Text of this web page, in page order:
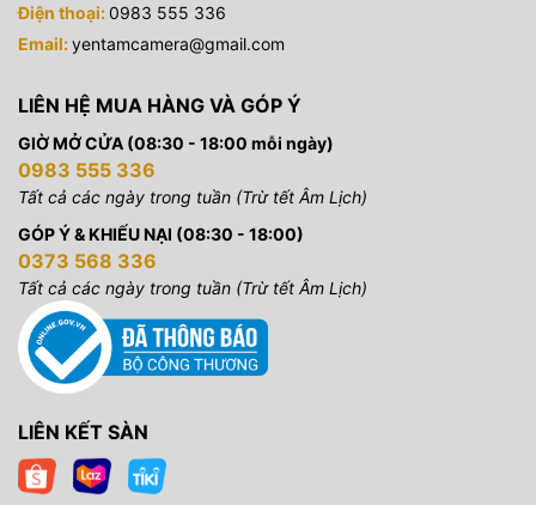
Điện thoại:0983 555 336
Email:yentamcamera@gmail.com
LIÊN HỆ MUA HÀNG VÀ GÓP Ý
GIỜ MỞ CỬA (08:30 - 18:00 mỗi ngày)
0983 555 336
Tất cả các ngày trong tuần (Trừ tết Âm Lịch)
GÓP Ý & KHIẾU NẠI (08:30 - 18:00)
0373 568 336
Tất cả các ngày trong tuần (Trừ tết Âm Lịch)
LIÊN KẾT SÀN